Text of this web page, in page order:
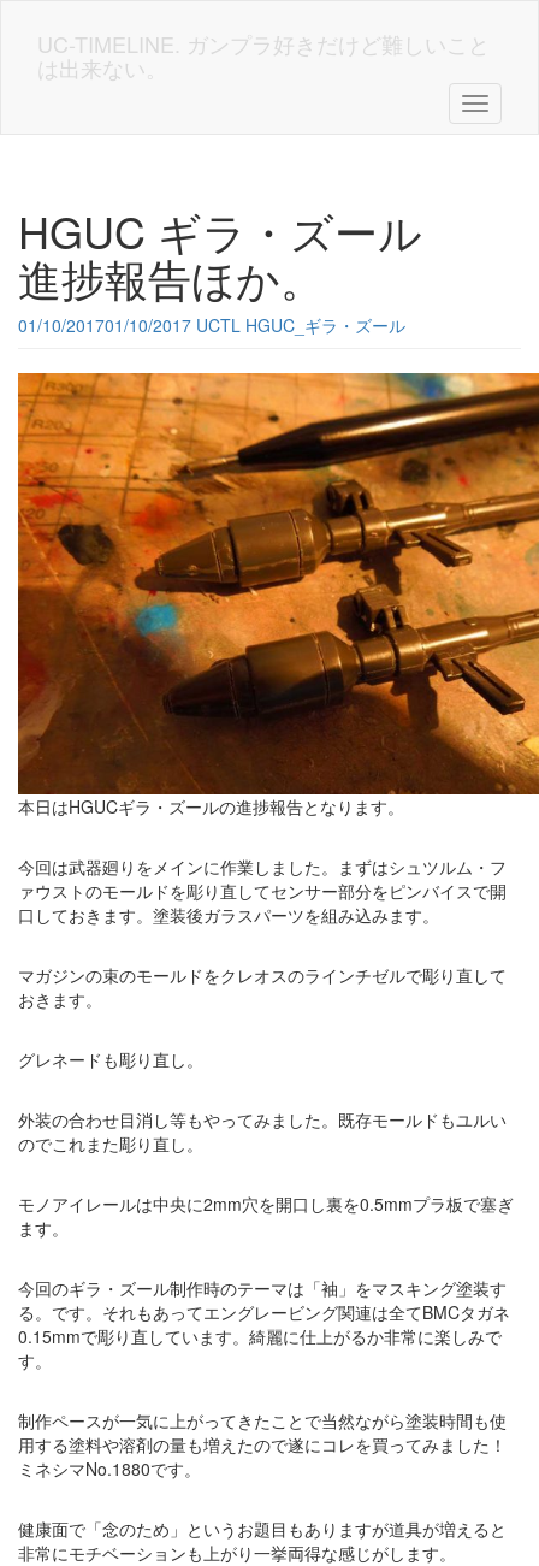
content
UC-TIMELINE. ガンプラ好きだけど難しいこと
は出来ない。
Toggle
HGUC ギラ・ズール
進捗報告ほか。
01/10/201701/10/2017 UCTL HGUC_ギラ・ズール
本日はHGUCギラ・ズールの進捗報告となります。
今回は武器廻りをメインに作業しました。まずはシュツルム・フ
ァウストのモールドを彫り直してセンサー部分をピンバイスで開
口しておきます。塗装後ガラスパーツを組み込みます。
マガジンの束のモールドをクレオスのラインチゼルで彫り直して
おきます。
グレネードも彫り直し。
外装の合わせ目消し等もやってみました。既存モールドもユルい
のでこれまた彫り直し。
モノアイレールは中央に2mm穴を開口し裏を0.5mmプラ板で塞ぎ
ます。
今回のギラ・ズール制作時のテーマは「袖」をマスキング塗装す
る。です。それもあってエングレービング関連は全てBMCタガネ
0.15mmで彫り直しています。綺麗に仕上がるか非常に楽しみで
す。
制作ペースが一気に上がってきたことで当然ながら塗装時間も使
用する塗料や溶剤の量も増えたので遂にコレを買ってみました！
ミネシマNo.1880です。
健康面で「念のため」というお題目もありますが道具が増えると
非常にモチベーションも上がり一挙両得な感じがします。